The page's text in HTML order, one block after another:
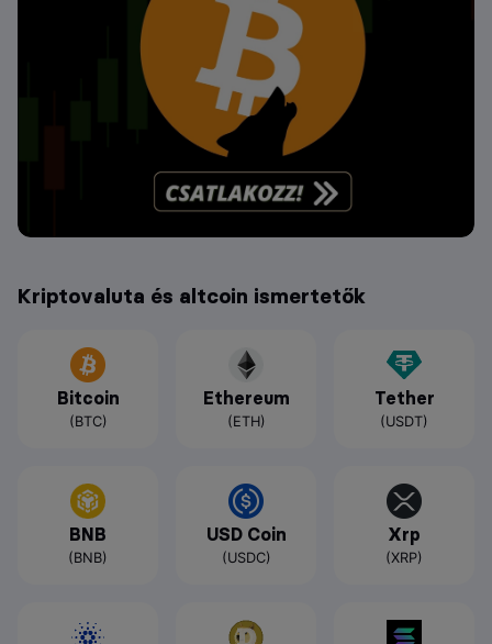
Kriptovaluta és altcoin ismertetők
Bitcoin
(BTC)
Ethereum
(ETH)
Tether
(USDT)
BNB
(BNB)
USD Coin
(USDC)
Xrp
(XRP)